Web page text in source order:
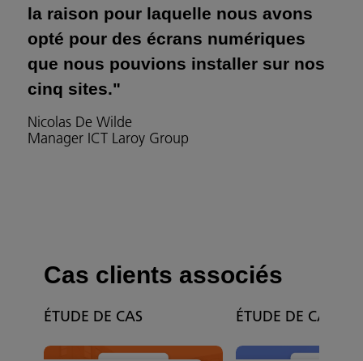
la raison pour laquelle nous avons
opté pour des écrans numériques
que nous pouvions installer sur nos
cinq sites."
Nicolas De Wilde
Manager ICT Laroy Group
Cas clients associés
ÉTUDE DE CAS ÉTUDE DE CAS